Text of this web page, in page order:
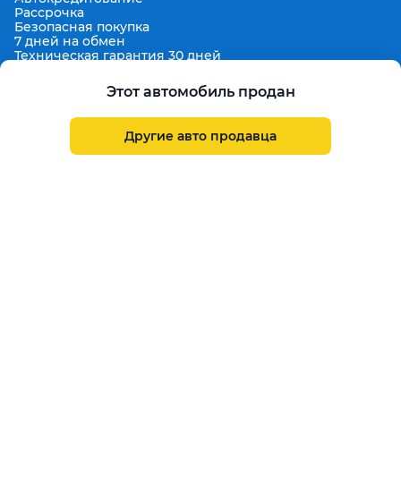
Этот автомобиль продан
Другие авто продавца
Рассрочка
Безопасная покупка
7 дней на обмен
Техническая гарантия 30 дней
Гарантированная цена выкупа
Поддержка
Правила размещения объявлений
Пользовательское соглашение